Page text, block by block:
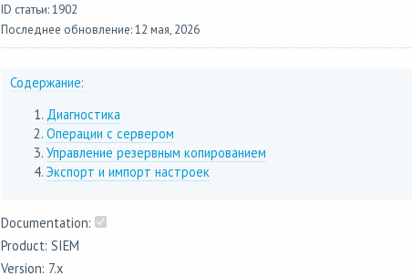
ID статьи: 1902
Последнее обновление: 12 мая, 2026
Содержание:
Диагностика
Операции с сервером
Управление резервным копированием
Экспорт и импорт настроек
Documentation:
Product: SIEM
Version: 7.x